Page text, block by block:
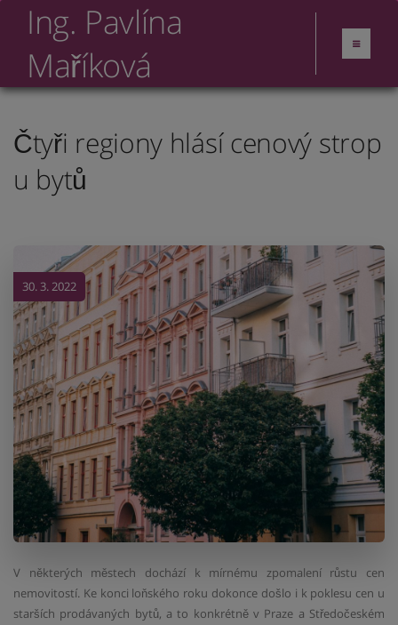
Ing. Pavlína
Maříková
Čtyři regiony hlásí cenový strop
u bytů
30. 3. 2022
V některých městech dochází k mírnému zpomalení růstu cen
nemovitostí. Ke konci loňského roku dokonce došlo i k poklesu cen u
starších prodávaných bytů, a to konkrétně v Praze a Středočeském